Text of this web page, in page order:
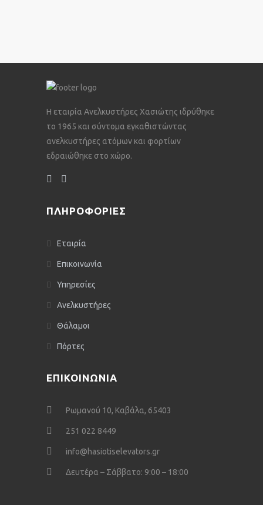
Η εταιρία Ανελκυστήρες Χασιώτης ιδρύθηκε
το 1965 και σύντομα εγκαθιστώντας
ανελκυστήρες ατόμων και φορτίων
εδραιώθηκε στο χώρο.
ΠΛΗΡΟΦΌΡΙΕΣ
Εταιρία
Επικοινωνία
Υπηρεσίες
Ανελκυστήρες
Θάλαμοι
Πόρτες
ΕΠΙΚΟΙΝΩΝΙΑ
Ρωμανού 10, Καβάλα, 65403
251 022 8449
info@hasiotiselevators.gr
Δευτέρα – Σάββατο: 9:00 – 18:00